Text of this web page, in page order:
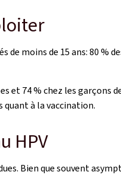
moins de 15 ans: 80
74 % chez les garçons
quant à la vaccination.
HPV
Bien que souvent